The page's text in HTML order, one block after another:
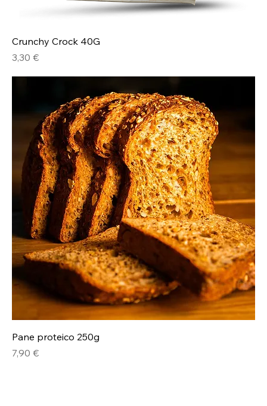
Crunchy Crock 40G
Prezzo
3,30 €
Pane proteico 250g
Prezzo
7,90 €